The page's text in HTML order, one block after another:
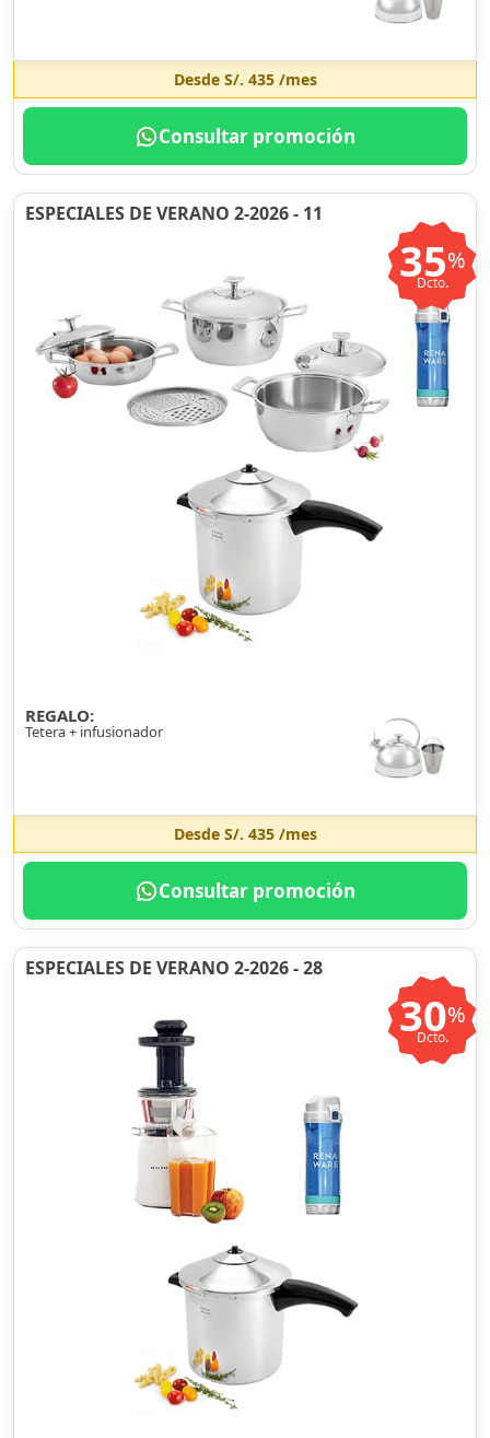
Desde S/. 435/mes
Consultar promoción
ESPECIALES DE VERANO 2-2026 - 11
35%
Dcto.
REGALO:
Tetera + infusionador
Desde S/. 435/mes
Consultar promoción
ESPECIALES DE VERANO 2-2026 - 28
30%
Dcto.